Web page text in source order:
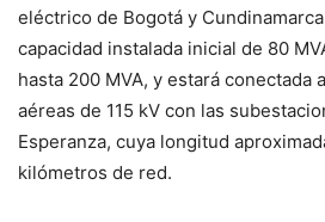
eléctrico de Bogotá y
capacidad instalada inicial de 80
hasta 200 MVA, y estará conectada
aéreas de 115 kV con las
Esperanza, cuya longitud
kilómetros de red.